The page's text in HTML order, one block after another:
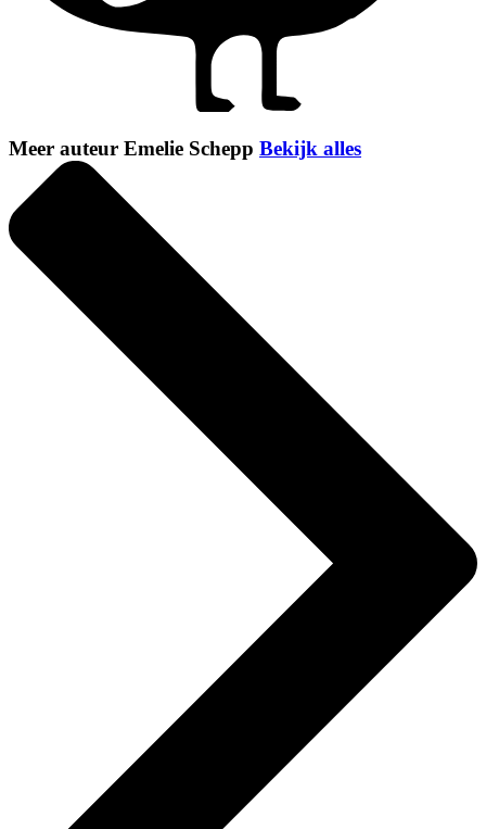
Meer auteur Emelie Schepp Bekijk alles